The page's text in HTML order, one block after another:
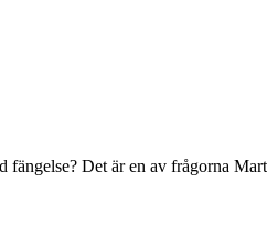
Det är en av frågorna